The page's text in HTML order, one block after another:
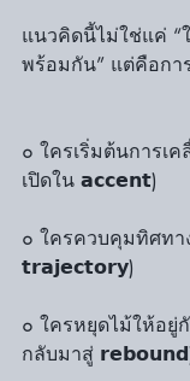
แนวคิดนี้ไม่ใช่แค่ “
พร้อมกัน” แต่คือกา
๐ ใครเริ่มต้นการเ
เปิดใน 𝗮𝗰𝗰𝗲𝗻𝘁)
๐ ใครควบคุมทิศทา
𝘁𝗿𝗮𝗷𝗲𝗰𝘁𝗼𝗿𝘆)
๐ ใครหยุดไม้ให้อยู่
กลับมาสู่